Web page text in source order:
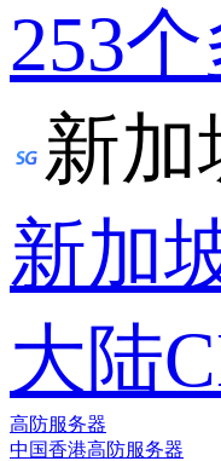
253
新加
新加
大陆
高防服务器
中国香港高防服务器